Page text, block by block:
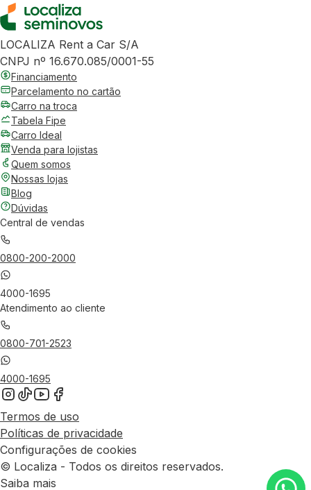
LOCALIZA Rent a Car S/A
CNPJ nº 16.670.085/0001-55
Financiamento
Parcelamento no cartão
Carro na troca
Tabela Fipe
Carro Ideal
Venda para lojistas
Quem somos
Nossas lojas
Blog
Dúvidas
Central de vendas
0800-200-2000
4000-1695
Atendimento ao cliente
0800-701-2523
4000-1695
Termos de uso
Políticas de privacidade
Configurações de cookies
© Localiza - Todos os direitos reservados.
Saiba mais